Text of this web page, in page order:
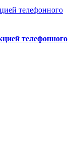
телефонного